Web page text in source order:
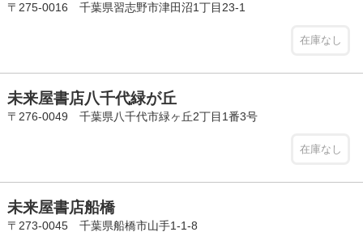
〒275-0016 千葉県習志野市津田沼1丁目23-1
在庫なし
未来屋書店八千代緑が丘
〒276-0049 千葉県八千代市緑ヶ丘2丁目1番3号
在庫なし
未来屋書店船橋
〒273-0045 千葉県船橋市山手1-1-8